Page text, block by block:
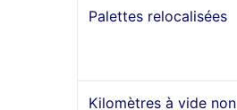
Palettes relocalisées
Kilomètres à vide non